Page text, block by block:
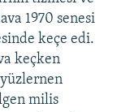
1970 senesi
keçe edi.
keçken
milis